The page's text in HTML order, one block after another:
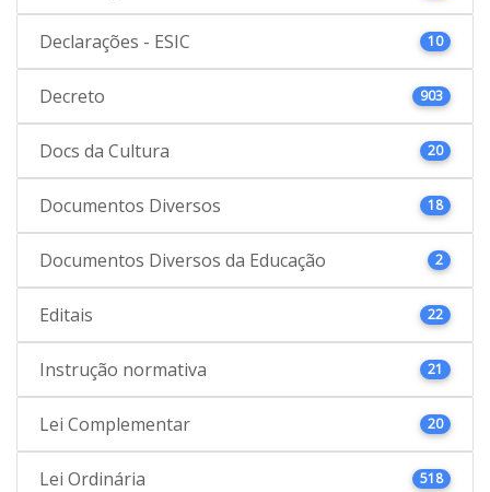
Declarações - ESIC 10
Decreto 903
Docs da Cultura 20
Documentos Diversos 18
Documentos Diversos da Educação 2
Editais 22
Instrução normativa 21
Lei Complementar 20
Lei Ordinária 518